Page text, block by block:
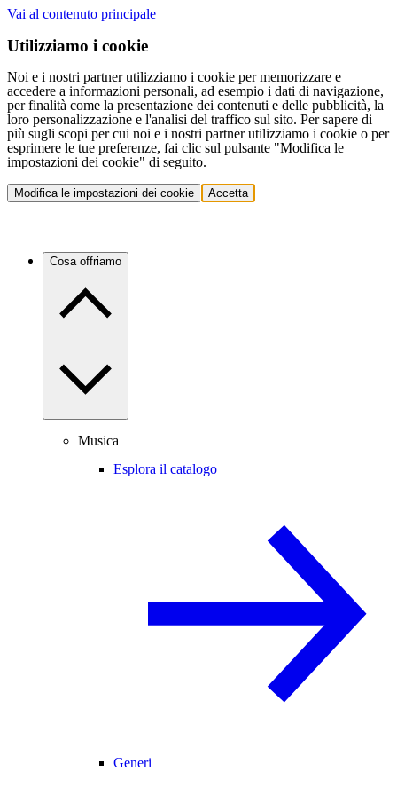
Vai al contenuto principale
Utilizziamo i cookie
Noi e i nostri partner utilizziamo i cookie per memorizzare e
accedere a informazioni personali, ad esempio i dati di navigazione,
per finalità come la presentazione dei contenuti e delle pubblicità, la
loro personalizzazione e l'analisi del traffico sul sito. Per sapere di
più sugli scopi per cui noi e i nostri partner utilizziamo i cookie o per
esprimere le tue preferenze, fai clic sul pulsante "Modifica le
impostazioni dei cookie" di seguito.
Modifica le impostazioni dei cookie Accetta
Cosa offriamo
Musica
Esplora il catalogo
Generi